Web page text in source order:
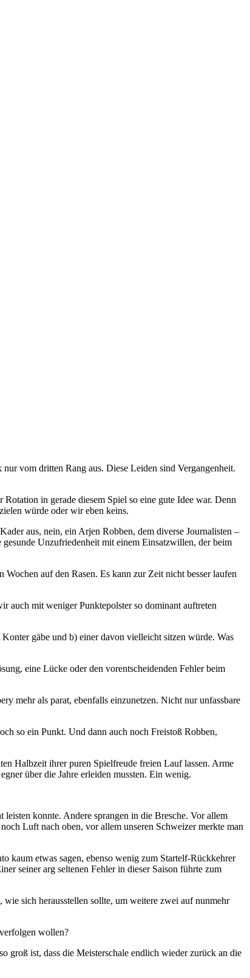
vom dritten Rang aus. Diese Leiden sind Vergangenheit.
in gerade diesem Spiel so eine gute Idee war. Denn
würde oder wir eben keins.
aus, nein, ein Arjen Robben, dem diverse Journalisten –
Unzufriedenheit mit einem Einsatzwillen, der beim
auf den Rasen. Es kann zur Zeit nicht besser laufen
auch mit weniger Punktepolster so dominant auftreten
gäbe und b) einer davon vielleicht sitzen würde. Was
eine Lücke oder den vorentscheidenden Fehler beim
mehr als parat, ebenfalls einzunetzen. Nicht nur unfassbare
so ein Punkt. Und dann auch noch Freistoß Robben,
Halbzeit ihrer puren Spielfreude freien Lauf lassen. Arme
über die Jahre erleiden mussten. Ein wenig.
konnte. Andere sprangen in die Bresche. Vor allem
Luft nach oben, vor allem unseren Schweizer merkte man
kaum etwas sagen, ebenso wenig zum Startelf-Rückkehrer
seiner arg seltenen Fehler in dieser Saison führte zum
sich herausstellen sollte, um weitere zwei auf nunmehr
wollen?
groß ist, dass die Meisterschale endlich wieder zurück an die